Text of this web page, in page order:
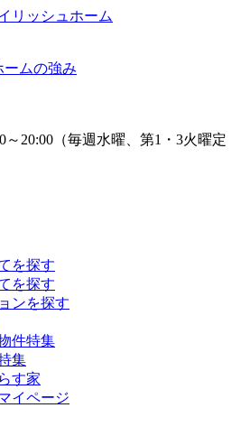
ームの強み
～20:00（毎週水曜、第1・3火曜定
を探す
を探す
ンを探す
件特集
集
す家
イページ